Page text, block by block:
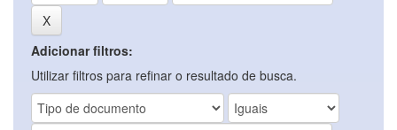
Adicionar filtros:
Utilizar filtros para refinar o resultado de busca.